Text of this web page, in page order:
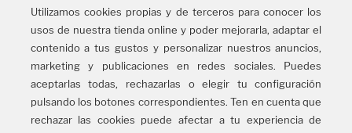
Política de cookies
Información legal
Política de calidad
Utilizamos cookies propias y de terceros para conocer los
usos de nuestra tienda online y poder mejorarla, adaptar el
contenido a tus gustos y personalizar nuestros anuncios,
marketing y publicaciones en redes sociales. Puedes
aceptarlas todas, rechazarlas o elegir tu configuración
pulsando los botones correspondientes. Ten en cuenta que
rechazar las cookies puede afectar a tu experiencia de